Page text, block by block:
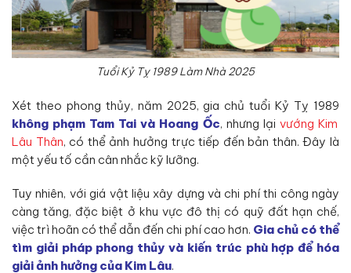
Tuổi Kỷ Tỵ 1989 Làm Nhà 2025
Xét theo phong thủy, năm 2025, gia chủ tuổi Kỷ Tỵ 1989
không phạm Tam Tai và Hoang Ốc, nhưng lại vướng Kim
Lâu Thân, có thể ảnh hưởng trực tiếp đến bản thân. Đây là
một yếu tố cần cân nhắc kỹ lưỡng.
Tuy nhiên, với giá vật liệu xây dựng và chi phí thi công ngày
càng tăng, đặc biệt ở khu vực đô thị có quỹ đất hạn chế,
việc trì hoãn có thể dẫn đến chi phí cao hơn. Gia chủ có thể
tìm giải pháp phong thủy và kiến trúc phù hợp để hóa
giải ảnh hưởng của Kim Lâu.